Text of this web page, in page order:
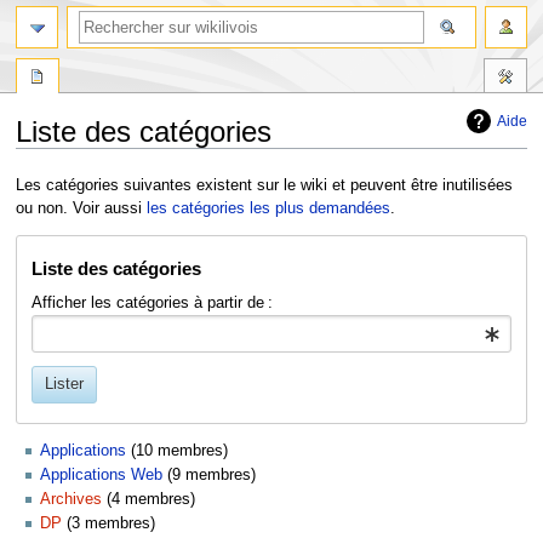
Aide
Liste des catégories
Aller
à
Aller
à
Les catégories suivantes existent sur le wiki et peuvent être inutilisées
ou non. Voir aussi les catégories les plus demandées
Liste des catégories
Afficher les catégories à partir de :
Lister
Applications ‏‎ (10 membres)
Applications Web ‏‎ (9 membres)
Archives ‏‎ (4 membres)
DP ‏‎ (3 membres)